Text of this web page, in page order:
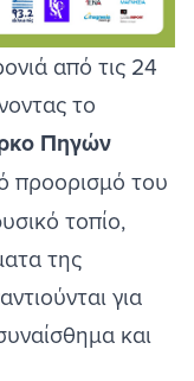
από τις 24
το
Πηγών
προορισμό του
τοπίο,
της
για
και